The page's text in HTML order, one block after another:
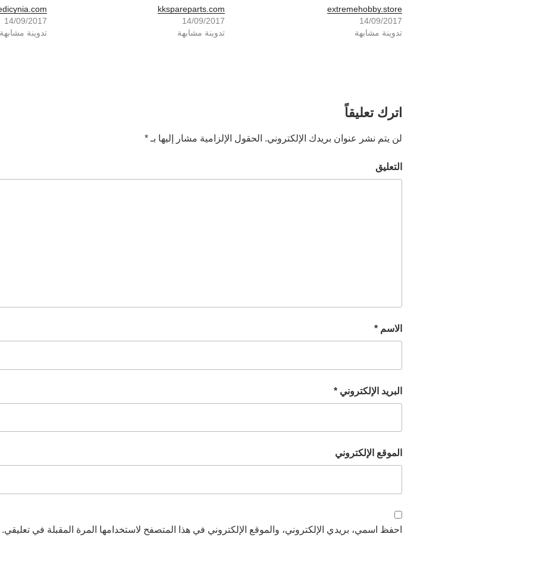
extremehobby.store
14/09/2017
تدوينة مشابهة
kkspareparts.com
14/09/2017
تدوينة مشابهة
14/09/2017
تدوينة مشابهة
اترك تعليقاً
لن يتم نشر عنوان بريدك الإلكتروني. الحقول الإلزامية مشار إليها بـ *
التعليق
الاسم *
البريد الإلكتروني *
الموقع الإلكتروني
احفظ اسمي، بريدي الإلكتروني، والموقع الإلكتروني في هذا المتصفح لاستخدامها المرة المقبلة في تعليقي.